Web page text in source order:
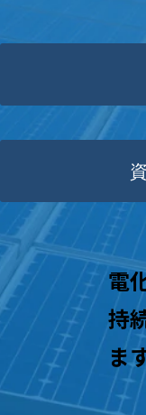
電
持
ま